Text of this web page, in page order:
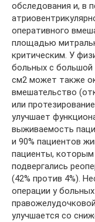
обследования и, в
оперативного
площадью
критическим. У
больных с большой
см2 может также
вмешательство
или
улучшает
выживаемость
и 90% пациентов
пациенты,
подвергались
(42% против 4%).
операции у
улучшается со